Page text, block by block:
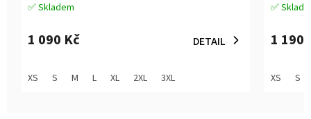
Průměrné
produktu
je
z
✅ Skladem
1 090 Kč DETAIL
XS S M L XL 2XL 3XL
Průměrné
produktu
je
z
✅
1 190
XS S